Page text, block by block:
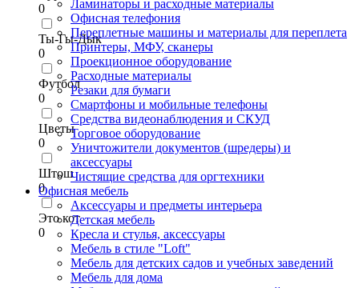
0
Ты-Гы-Дык
0
Футбол
0
Цветы
0
Штош
0
Это кот
0
Ламинаторы и расходные материалы
Офисная телефония
Переплетные машины и материалы для переплета
Принтеры, МФУ, сканеры
Проекционное оборудование
Расходные материалы
Резаки для бумаги
Смартфоны и мобильные телефоны
Средства видеонаблюдения и СКУД
Торговое оборудование
Уничтожители документов (шредеры) и
аксессуары
Чистящие средства для оргтехники
Офисная мебель
Аксессуары и предметы интерьера
Детская мебель
Кресла и стулья, аксессуары
Мебель в стиле "Loft"
Мебель для детских садов и учебных заведений
Мебель для дома